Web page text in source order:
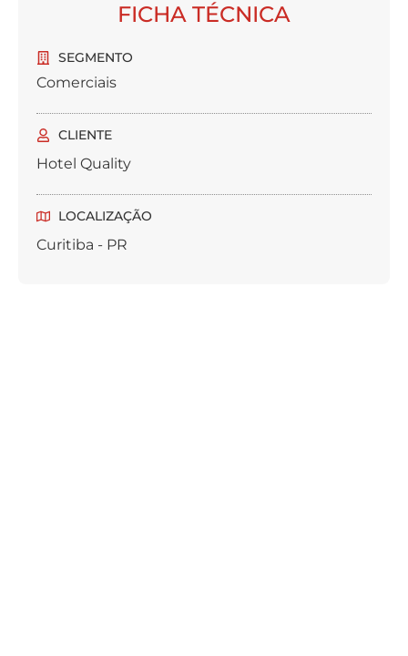
FICHA TÉCNICA
SEGMENTO
Comerciais
CLIENTE
Hotel Quality
LOCALIZAÇÃO
Curitiba - PR